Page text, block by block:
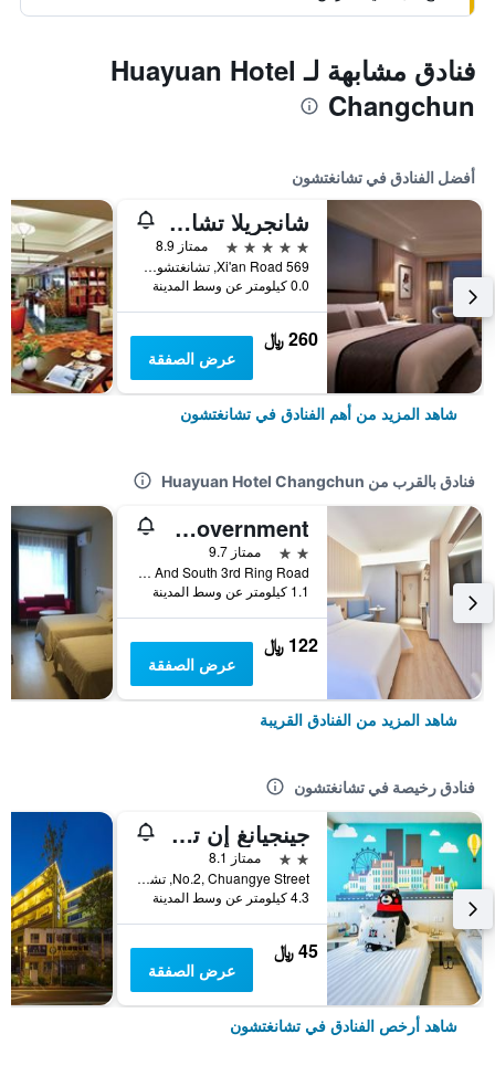
فنادق مشابهة لـ Huayuan Hotel
Changchun
أفضل الفنادق في تشانغتشون
شانجريلا تشانج تشون
5 نجوم
ممتاز 8.9
569 Xi'an Road, تشانغتشون, الصين
0.0 كيلومتر عن وسط المدينة
260 ﷼
عرض الصفقة
شاهد المزيد من أهم الفنادق في تشانغتشون
فنادق بالقرب من Huayuan Hotel Changchun
Hanting Hotel Changchun Municipal Government
2 نجمتين
ممتاز 9.7
Block 19, Taoran Tingyuan, Intersection of Xingfu Street And South 3rd Ring Road, تشانغتشون, الصين
1.1 كيلومتر عن وسط المدينة
122 ﷼
عرض الصفقة
شاهد المزيد من الفنادق القريبة
فنادق رخيصة في تشانغتشون
جينجيانغ إن تشانغتشون أوتو تريد سيتي
2 نجمتين
ممتاز 8.1
No.2, Chuangye Street, تشانغتشون, الصين
4.3 كيلومتر عن وسط المدينة
45 ﷼
عرض الصفقة
شاهد أرخص الفنادق في تشانغتشون